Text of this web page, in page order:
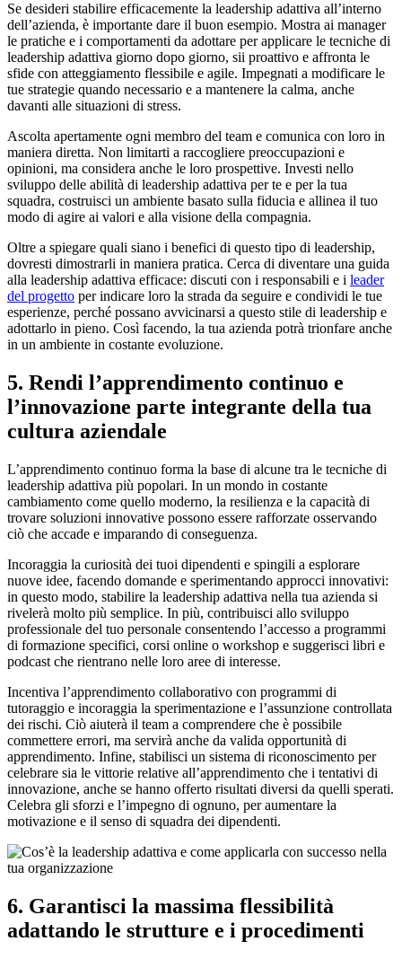
Se desideri stabilire efficacemente la leadership adattiva all’interno
dell’azienda, è importante dare il buon esempio. Mostra ai manager
le pratiche e i comportamenti da adottare per applicare le tecniche di
leadership adattiva giorno dopo giorno, sii proattivo e affronta le
sfide con atteggiamento flessibile e agile. Impegnati a modificare le
tue strategie quando necessario e a mantenere la calma, anche
davanti alle situazioni di stress.
Ascolta apertamente ogni membro del team e comunica con loro in
maniera diretta. Non limitarti a raccogliere preoccupazioni e
opinioni, ma considera anche le loro prospettive. Investi nello
sviluppo delle abilità di leadership adattiva per te e per la tua
squadra, costruisci un ambiente basato sulla fiducia e allinea il tuo
modo di agire ai valori e alla visione della compagnia.
Oltre a spiegare quali siano i benefici di questo tipo di leadership,
dovresti dimostrarli in maniera pratica. Cerca di diventare una guida
alla leadership adattiva efficace: discuti con i responsabili e i leader
del progetto per indicare loro la strada da seguire e condividi le tue
esperienze, perché possano avvicinarsi a questo stile di leadership e
adottarlo in pieno. Così facendo, la tua azienda potrà trionfare anche
in un ambiente in costante evoluzione.
5. Rendi l’apprendimento continuo e
l’innovazione parte integrante della tua
cultura aziendale
L’apprendimento continuo forma la base di alcune tra le tecniche di
leadership adattiva più popolari. In un mondo in costante
cambiamento come quello moderno, la resilienza e la capacità di
trovare soluzioni innovative possono essere rafforzate osservando
ciò che accade e imparando di conseguenza.
Incoraggia la curiosità dei tuoi dipendenti e spingili a esplorare
nuove idee, facendo domande e sperimentando approcci innovativi:
in questo modo, stabilire la leadership adattiva nella tua azienda si
rivelerà molto più semplice. In più, contribuisci allo sviluppo
professionale del tuo personale consentendo l’accesso a programmi
di formazione specifici, corsi online o workshop e suggerisci libri e
podcast che rientrano nelle loro aree di interesse.
Incentiva l’apprendimento collaborativo con programmi di
tutoraggio e incoraggia la sperimentazione e l’assunzione controllata
dei rischi. Ciò aiuterà il team a comprendere che è possibile
commettere errori, ma servirà anche da valida opportunità di
apprendimento. Infine, stabilisci un sistema di riconoscimento per
celebrare sia le vittorie relative all’apprendimento che i tentativi di
innovazione, anche se hanno offerto risultati diversi da quelli sperati.
Celebra gli sforzi e l’impegno di ognuno, per aumentare la
motivazione e il senso di squadra dei dipendenti.
6. Garantisci la massima flessibilità
adattando le strutture e i procedimenti